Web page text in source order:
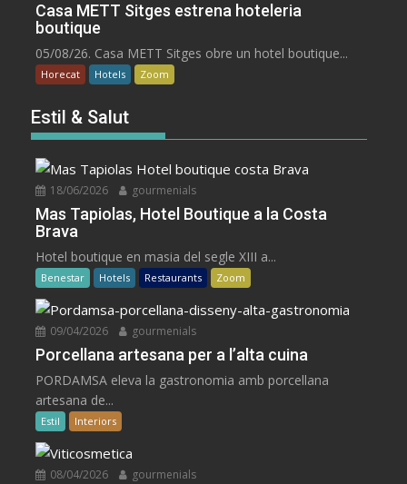
Casa METT Sitges estrena hoteleria
boutique
05/08/26. Casa METT Sitges obre un hotel boutique...
Horecat Hotels Zoom
Estil & Salut
18/06/2026 gourmenials
Mas Tapiolas, Hotel Boutique a la Costa
Brava
Hotel boutique en masia del segle XIII a...
Benestar Hotels Restaurants Zoom
09/04/2026 gourmenials
Porcellana artesana per a l’alta cuina
PORDAMSA eleva la gastronomia amb porcellana
artesana de...
Estil Interiors
08/04/2026 gourmenials